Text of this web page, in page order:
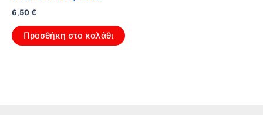
Original
was:
10,40 €.
6,50€
τιμή
είναι:
Προσθήκη στο καλάθι